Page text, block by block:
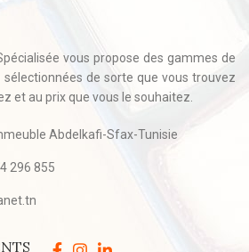
vous propose des gammes de
sélectionnées de sorte que vous trouvez
et au prix que vous le souhaitez.
Abdelkafi-Sfax-Tunisie
296 855